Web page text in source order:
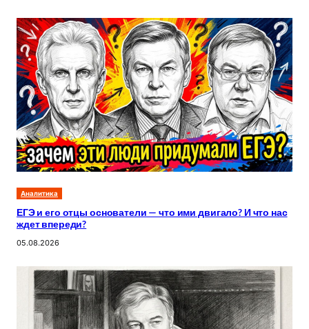
Аналитика
ЕГЭ и его отцы основатели — что ими двигало? И что нас
ждет впереди?
05.08.2026